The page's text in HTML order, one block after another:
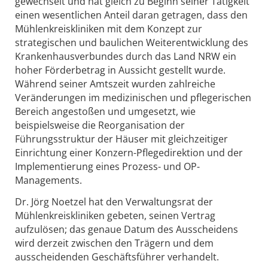
einen wesentlichen Anteil daran getragen, dass den
Mühlenkreiskliniken mit dem Konzept zur
strategischen und baulichen Weiterentwicklung des
Krankenhausverbundes durch das Land NRW ein
hoher Förderbetrag in Aussicht gestellt wurde.
Während seiner Amtszeit wurden zahlreiche
Veränderungen im medizinischen und pflegerischen
Bereich angestoßen und umgesetzt, wie
beispielsweise die Reorganisation der
Führungsstruktur der Häuser mit gleichzeitiger
Einrichtung einer Konzern-Pflegedirektion und der
Implementierung eines Prozess- und OP-
Managements.
Dr. Jörg Noetzel hat den Verwaltungsrat der
Mühlenkreiskliniken gebeten, seinen Vertrag
aufzulösen; das genaue Datum des Ausscheidens
wird derzeit zwischen den Trägern und dem
ausscheidenden Geschäftsführer verhandelt.